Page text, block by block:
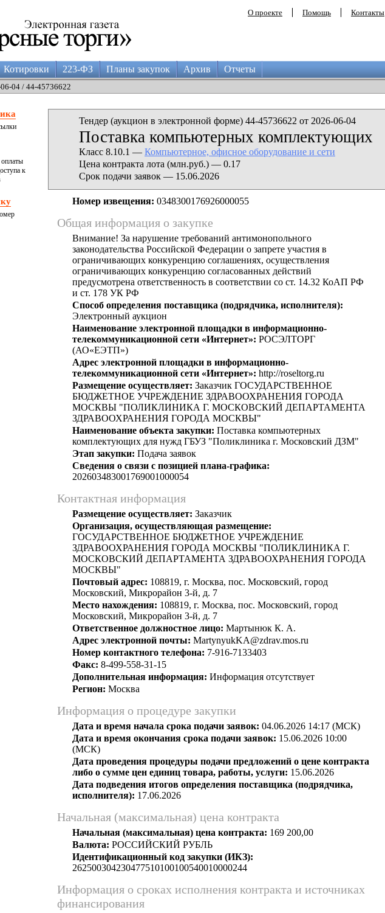
О проекте Помощь Контакты
Котировки 223-ФЗ Планы закупок Архив Отчеты
04 / 44-45736622
оплаты
к
Тендер (аукцион в электронной форме) 44-45736622 от 2026-06-04
Поставка компьютерных комплектующих
Класс 8.10.1 — Компьютерное, офисное оборудование и сети
Цена контракта лота (млн.руб.) — 0.17
Срок подачи заявок — 15.06.2026
Номер извещения: 0348300176926000055
Общая информация о закупке
Внимание! За нарушение требований антимонопольного
законодательства Российской Федерации о запрете участия в
ограничивающих конкуренцию соглашениях, осуществления
ограничивающих конкуренцию согласованных действий
предусмотрена ответственность в соответствии со ст. 14.32 КоАП РФ
и ст. 178 УК РФ
Способ определения поставщика (подрядчика, исполнителя):
Электронный аукцион
Наименование электронной площадки в информационно-
телекоммуникационной сети «Интернет»: РОСЭЛТОРГ
(АО«ЕЭТП»)
Адрес электронной площадки в информационно-
телекоммуникационной сети «Интернет»: http://roseltorg.ru
Размещение осуществляет: Заказчик ГОСУДАРСТВЕННОЕ
БЮДЖЕТНОЕ УЧРЕЖДЕНИЕ ЗДРАВООХРАНЕНИЯ ГОРОДА
МОСКВЫ "ПОЛИКЛИНИКА Г. МОСКОВСКИЙ ДЕПАРТАМЕНТА
ЗДРАВООХРАНЕНИЯ ГОРОДА МОСКВЫ"
Наименование объекта закупки: Поставка компьютерных
комплектующих для нужд ГБУЗ "Поликлиника г. Московский ДЗМ"
Этап закупки: Подача заявок
Сведения о связи с позицией плана-графика:
202603483001769001000054
Контактная информация
Размещение осуществляет: Заказчик
Организация, осуществляющая размещение:
ГОСУДАРСТВЕННОЕ БЮДЖЕТНОЕ УЧРЕЖДЕНИЕ
ЗДРАВООХРАНЕНИЯ ГОРОДА МОСКВЫ "ПОЛИКЛИНИКА Г.
МОСКОВСКИЙ ДЕПАРТАМЕНТА ЗДРАВООХРАНЕНИЯ ГОРОДА
МОСКВЫ"
Почтовый адрес: 108819, г. Москва, пос. Московский, город
Московский, Микрорайон 3-й, д. 7
Место нахождения: 108819, г. Москва, пос. Московский, город
Московский, Микрорайон 3-й, д. 7
Ответственное должностное лицо: Мартынюк К. А.
Адрес электронной почты: MartynyukKA@zdrav.mos.ru
Номер контактного телефона: 7-916-7133403
Факс: 8-499-558-31-15
Дополнительная информация: Информация отсутствует
Регион: Москва
Информация о процедуре закупки
Дата и время начала срока подачи заявок: 04.06.2026 14:17 (МСК)
Дата и время окончания срока подачи заявок: 15.06.2026 10:00
(МСК)
Дата проведения процедуры подачи предложений о цене контракта
либо о сумме цен единиц товара, работы, услуги: 15.06.2026
Дата подведения итогов определения поставщика (подрядчика,
исполнителя): 17.06.2026
Начальная (максимальная) цена контракта
Начальная (максимальная) цена контракта: 169 200,00
Валюта: РОССИЙСКИЙ РУБЛЬ
Идентификационный код закупки (ИКЗ):
262500304230477510100100540010000244
Информация о сроках исполнения контракта и источниках
финансирования